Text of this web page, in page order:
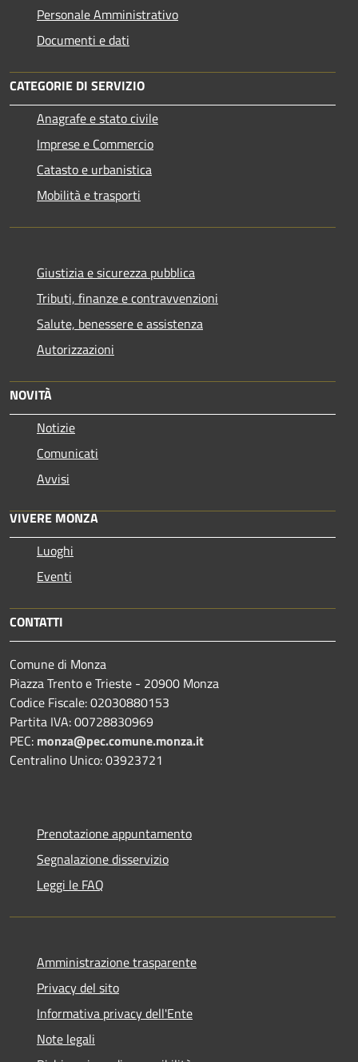
Personale Amministrativo
Documenti e dati
CATEGORIE DI SERVIZIO
Anagrafe e stato civile
Imprese e Commercio
Catasto e urbanistica
Mobilità e trasporti
Giustizia e sicurezza pubblica
Tributi, finanze e contravvenzioni
Salute, benessere e assistenza
Autorizzazioni
NOVITÀ
Notizie
Comunicati
Avvisi
VIVERE MONZA
Luoghi
Eventi
CONTATTI
Comune di Monza
Piazza Trento e Trieste - 20900 Monza
Codice Fiscale: 02030880153
Partita IVA: 00728830969
PEC: monza@pec.comune.monza.it
Centralino Unico: 03923721
Prenotazione appuntamento
Segnalazione disservizio
Leggi le FAQ
Amministrazione trasparente
Privacy del sito
Informativa privacy dell'Ente
Note legali